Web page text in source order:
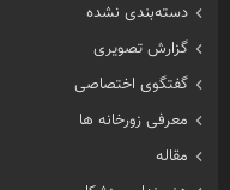
دسته‌بندی نشده
گزارش تصویری
گفتگوی اختصاصی
معرفی زورخانه ها
مقاله